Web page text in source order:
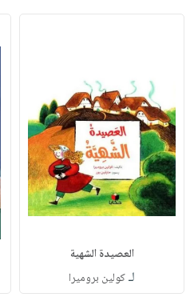
العصيدة الشهية
لـكولين بروميرا